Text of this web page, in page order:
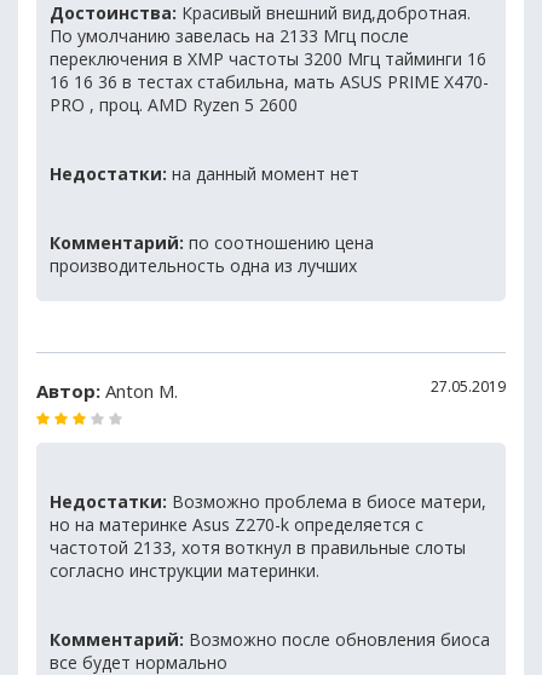
Достоинства: Красивый внешний вид,добротная.
По умолчанию завелась на 2133 Мгц после
переключения в XMP частоты 3200 Мгц тайминги 16
16 16 36 в тестах стабильна, мать ASUS PRIME X470-
PRO , проц. AMD Ryzen 5 2600
Недостатки: на данный момент нет
Комментарий: по соотношению цена
производительность одна из лучших
Автор: Anton M. 27.05.2019
Недостатки: Возможно проблема в биосе матери,
но на материнке Asus Z270-k определяется с
частотой 2133, хотя воткнул в правильные слоты
согласно инструкции материнки.
Комментарий: Возможно после обновления биоса
все будет нормально